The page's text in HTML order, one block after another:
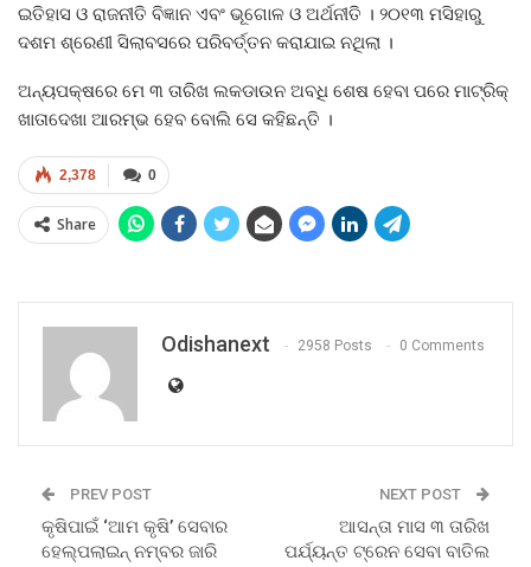
ଇତିହାସ ଓ ରାଜନୀତି ବିଜ୍ଞାନ ଏବଂ ଭୂଗୋଳ ଓ ଅର୍ଥନୀତି । ୨୦୧୩ ମସିହାରୁ
ଦଶମ ଶ୍ରେଣୀ ସିଲାବସରେ ପରିବର୍ତ୍ତନ କରାଯାଇ ନଥିଲା ।
ଅନ୍ୟପକ୍ଷରେ ମେ ୩ ତାରିଖ ଲକଡାଉନ ଅବଧି ଶେଷ ହେବା ପରେ ମାଟ୍ରିକ୍‍
ଖାତାଦେଖା ଆରମ୍ଭ ହେବ ବୋଲି ସେ କହିଛନ୍ତି ।
0
2,378
Share
Odishanext 2958 Posts 0 Comments
PREV POST
କୃଷିପାଇଁ ‘ଆମ କୃଷି’ ସେବାର
ହେଲ୍ପଲାଇନ୍‌ ନମ୍ବର ଜାରି
NEXT POST
ଆସନ୍ତା ମାସ ୩ ତାରିଖ
ପର୍ଯ୍ୟନ୍ତ ଟ୍ରେନ ସେବା ବାତିଲ